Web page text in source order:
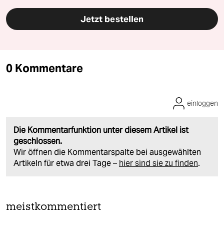
Jetzt bestellen
0 Kommentare
Die Kommentarfunktion unter diesem Artikel ist
geschlossen.
Wir öffnen die Kommentarspalte bei ausgewählten
Artikeln für etwa drei Tage – hier sind sie zu finden.
einloggen
meistkommentiert